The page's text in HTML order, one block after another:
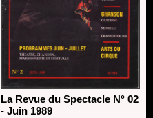
La Revue du Spectacle N° 02
- Juin 1989